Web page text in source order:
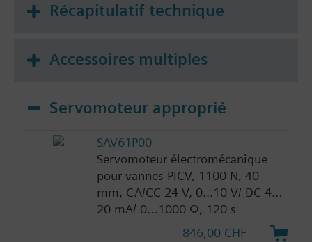
Récapitulatif technique
Accessoires multiples
Servomoteur approprié
SAV61P00
Servomoteur électromécanique
pour vannes PICV, 1100 N, 40
mm, CA/CC 24 V, 0...10 V/ DC 4…
20 mA/ 0…1000 Ω, 120 s
846,00 CHF